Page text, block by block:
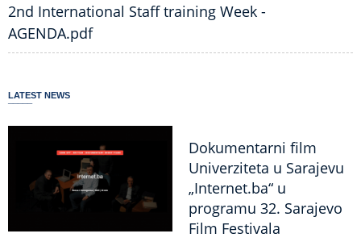
2nd International Staff training Week -
AGENDA.pdf
LATEST NEWS
Dokumentarni film
Univerziteta u Sarajevu
„Internet.ba“ u
programu 32. Sarajevo
Film Festivala